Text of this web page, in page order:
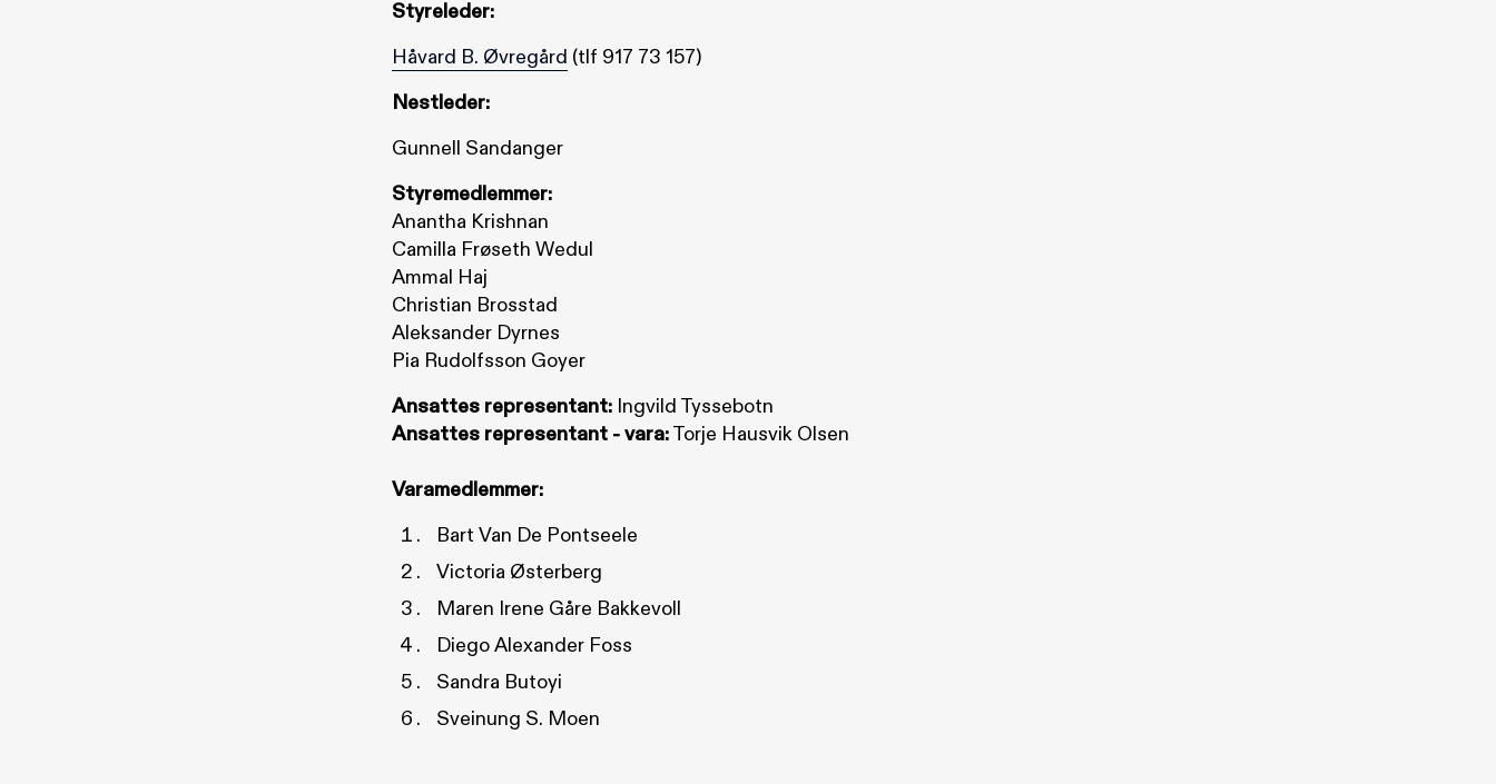
Styreleder:
Håvard B. Øvregård (tlf 917 73 157)
Nestleder:
Gunnell Sandanger
Styremedlemmer:
Anantha Krishnan
Camilla Frøseth Wedul
Ammal Haj
Christian Brosstad
Aleksander Dyrnes
Pia Rudolfsson Goyer
Ansattes representant: Ingvild Tyssebotn
Ansattes representant - vara:Torje Hausvik Olsen
Varamedlemmer:
Bart Van De Pontseele
Victoria Østerberg
Maren Irene Gåre Bakkevoll
Diego Alexander Foss
Sandra Butoyi
Sveinung S. Moen